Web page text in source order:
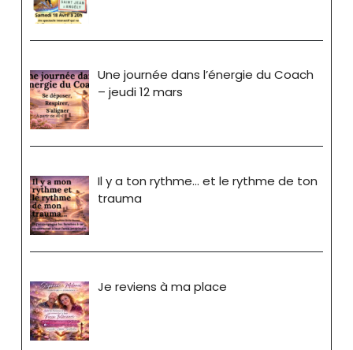
Une journée dans l’énergie du Coach
– jeudi 12 mars
Il y a ton rythme… et le rythme de ton
trauma
Je reviens à ma place